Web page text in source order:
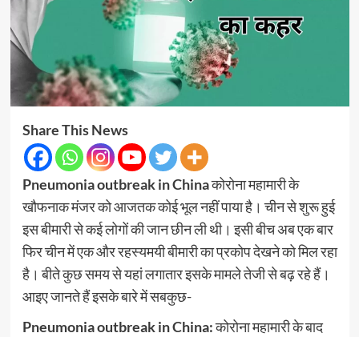
Share This News
Pneumonia outbreak in Chinaकोरोना महामारी के
खौफनाक मंजर को आजतक कोई भूल नहीं पाया है। चीन से शुरू हुई
इस बीमारी से कई लोगों की जान छीन ली थी। इसी बीच अब एक बार
फिर चीन में एक और रहस्यमयी बीमारी का प्रकोप देखने को मिल रहा
है। बीते कुछ समय से यहां लगातार इसके मामले तेजी से बढ़ रहे हैं।
आइए जानते हैं इसके बारे में सबकुछ-
Pneumonia outbreak in China:कोरोना महामारी के बाद